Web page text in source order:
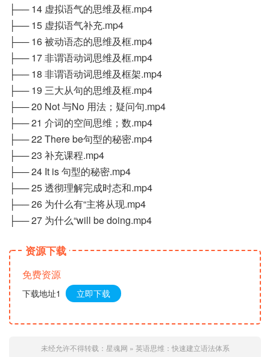
├── 14 虚拟语气的思维及框.mp4
├── 15 虚拟语气补充.mp4
├── 16 被动语态的思维及框.mp4
├── 17 非谓语动词思维及框.mp4
├── 18 非谓语动词思维及框架.mp4
├── 19 三大从句的思维及框.mp4
├── 20 Not 与No 用法；疑问句.mp4
├── 21 介词的空间思维；数.mp4
├── 22 There be句型的秘密.mp4
├── 23 补充课程.mp4
├── 24 It is 句型的秘密.mp4
├── 25 透彻理解完成时态和.mp4
├── 26 为什么有“主将从现.mp4
├── 27 为什么“will be doing.mp4
资源下载
免费资源
下载地址1 立即下载
未经允许不得转载： 星魂网 » 英语思维：快速建立语法体系